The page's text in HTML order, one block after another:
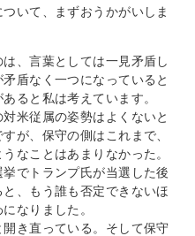
いて、まずおうかがいしま
、言葉としては一見矛盾し
盾なく一つになっていると
ると私は考えています。
米従属の姿勢はよくないと
が、保守の側はこれまで、
なことはあまりなかった。
でトランプ氏が当選した後
、もう誰も否定できないほ
なりました。
き直っている。そして保守